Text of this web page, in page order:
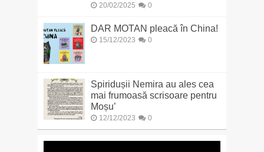
20/02/2025 0
DAR MOTAN pleacă în China!
15/12/2023 0
Spiridușii Nemira au ales cea
mai frumoasă scrisoare pentru
Moșu’
12/12/2023 0